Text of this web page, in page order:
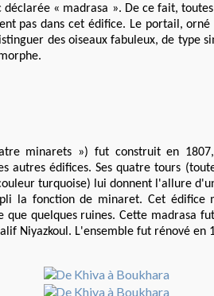
déclarée « madrasa ». De ce fait,
pas dans cet édifice. Le portail, orné
des oiseaux fabuleux, de type
minarets ») fut construit en
autres édifices. Ses quatre tours
turquoise) lui donnent l'allure
la fonction de minaret. Cet édifice
que quelques ruines. Cette madrasa
Niyazkoul. L'ensemble fut rénové en